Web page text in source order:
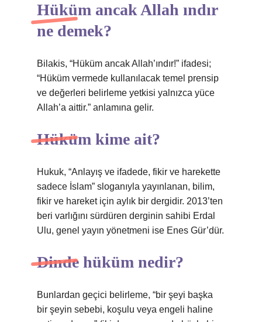
Hüküm ancak Allah ındır
ne demek?
Bilakis, “Hüküm ancak Allah’ındır!” ifadesi;
“Hüküm vermede kullanılacak temel prensip
ve değerleri belirleme yetkisi yalnızca yüce
Allah’a aittir.” anlamına gelir.
Hüküm kime ait?
Hukuk, “Anlayış ve ifadede, fikir ve harekette
sadece İslam” sloganıyla yayınlanan, bilim,
fikir ve hareket için aylık bir dergidir. 2013’ten
beri varlığını sürdüren derginin sahibi Erdal
Ulu, genel yayın yönetmeni ise Enes Gür’dür.
Dinde hüküm nedir?
Bunlardan geçici belirleme, “bir şeyi başka
bir şeyin sebebi, koşulu veya engeli haline